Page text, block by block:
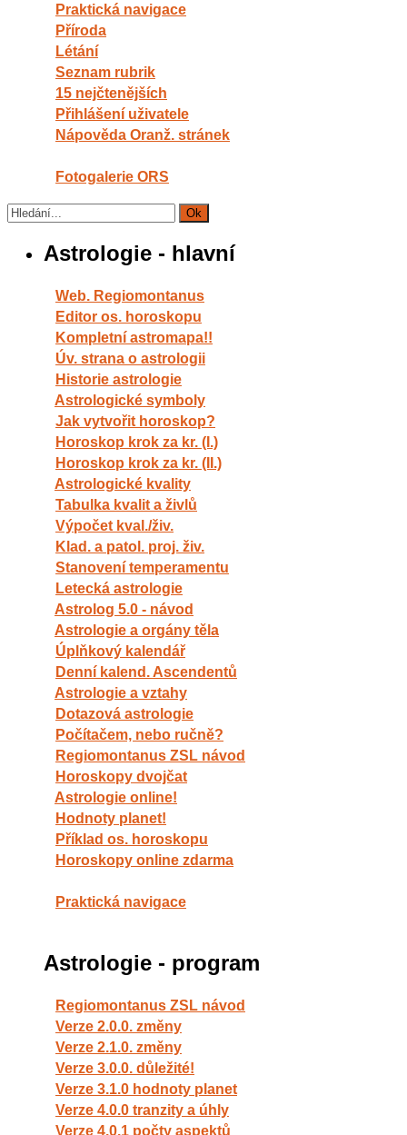
Praktická navigace
Příroda
Létání
Seznam rubrik
15 nejčtenějších
Přihlášení uživatele
Nápověda Oranž. stránek
Fotogalerie ORS
Astrologie - hlavní
Web. Regiomontanus
Editor os. horoskopu
Kompletní astromapa!!
Úv. strana o astrologii
Historie astrologie
Astrologické symboly
Jak vytvořit horoskop?
Horoskop krok za kr. (I.)
Horoskop krok za kr. (II.)
Astrologické kvality
Tabulka kvalit a živlů
Výpočet kval./živ.
Klad. a patol. proj. živ.
Stanovení temperamentu
Letecká astrologie
Astrolog 5.0 - návod
Astrologie a orgány těla
Úplňkový kalendář
Denní kalend. Ascendentů
Astrologie a vztahy
Dotazová astrologie
Počítačem, nebo ručně?
Regiomontanus ZSL návod
Horoskopy dvojčat
Astrologie online!
Hodnoty planet!
Příklad os. horoskopu
Horoskopy online zdarma
Praktická navigace
Astrologie - program
Regiomontanus ZSL návod
Verze 2.0.0. změny
Verze 2.1.0. změny
Verze 3.0.0. důležité!
Verze 3.1.0 hodnoty planet
Verze 4.0.0 tranzity a úhly
Verze 4.0.1 počty aspektů